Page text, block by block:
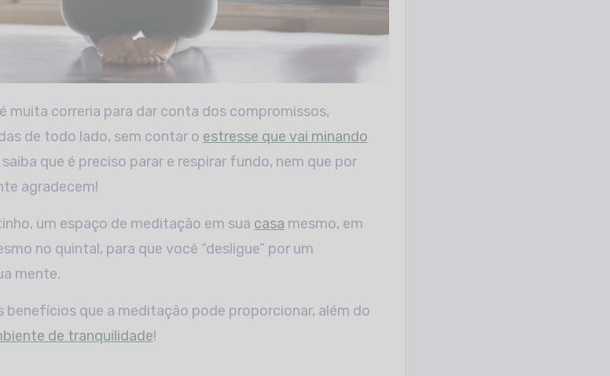
de todo lado, sem contar o estresse que vai minando
que é preciso parar e respirar fundo, nem que por
agradecem!
um espaço de meditação em sua casa mesmo, em
no quintal, para que você “desligue” por um
mente.
que a meditação pode proporcionar, além do
de tranquilidade!